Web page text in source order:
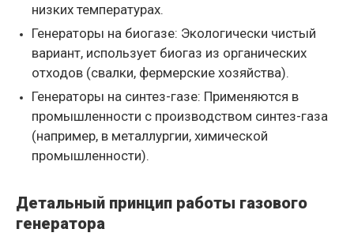
низких температурах.
Генераторы на биогазе: Экологически чистый
вариант, использует биогаз из органических
отходов (свалки, фермерские хозяйства).
Генераторы на синтез-газе: Применяются в
промышленности с производством синтез-газа
(например, в металлургии, химической
промышленности).
Детальный принцип работы газового
генератора